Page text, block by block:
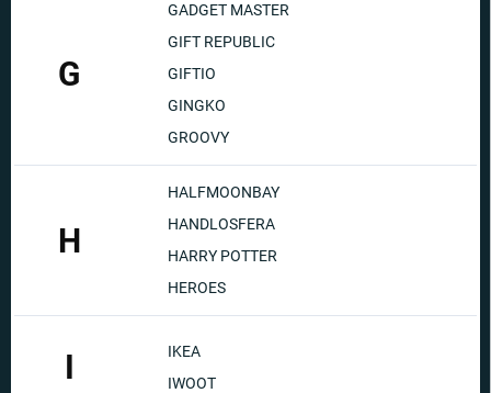
G
GADGET MASTER
GIFT REPUBLIC
GIFTIO
GINGKO
GROOVY
H
HALFMOONBAY
HANDLOSFERA
HARRY POTTER
HEROES
I
IKEA
IWOOT